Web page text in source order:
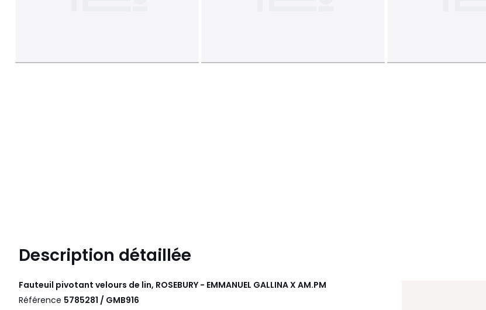
Description détaillée
Fauteuil pivotant velours de lin, ROSEBURY - EMMANUEL GALLINA X AM.PM
Référence 5785281 / GMB916